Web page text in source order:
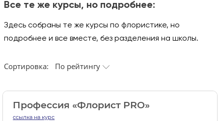
Все те же курсы, но подробнее:
Здесь собраны те же курсы по флористике, но
подробнее и все вместе, без разделения на школы.
Сортировка: По рейтингу
Профессия «Флорист PRO»
ссылка на курс